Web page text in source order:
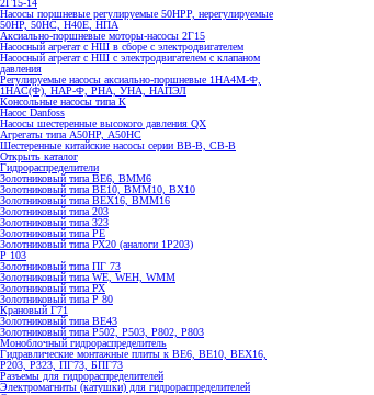
Насосы поршневые регулируемые 50НРР, нерегулируемые
50НР, 50НС, Н40Е, НПА
Аксиально-поршневые моторы-насосы 2Г15
Насосный агрегат с НШ в сборе с электродвигателем
Насосный агрегат с НШ с электродвигателем с клапаном
давления
Регулируемые насосы аксиально-поршневые 1НА4М-Ф,
1НАС(Ф), НАР-Ф, РНА, УНА, НАПЭЛ
Консольные насосы типа К
Насос Danfoss
Насосы шестеренные высокого давления QX
Агрегаты типа А50НР, А50НС
Шестеренные китайские насосы серии ВВ-В, СВ-В
Открыть каталог
Гидрораспределители
Золотниковый типа ВЕ6, ВММ6
Золотниковый типа BE10, ВММ10, ВХ10
Золотниковый типа ВЕХ16, ВММ16
Золотниковый типа 203
Золотниковый типа 323
Золотниковый типа РЕ
Золотниковый типа РХ20 (аналоги 1Р203)
Р 103
Золотниковый типа ПГ 73
Золотниковый типа WE, WEH, WMM
Золотниковый типа РХ
Золотниковый типа Р 80
Крановый Г71
Золотниковый типа BE43
Золотниковый типа Р502, Р503, Р802, Р803
Моноблочный гидрораспределитель
Гидравлические монтажные плиты к ВЕ6, ВЕ10, ВЕХ16,
Р203, Р323, ПГ73, БПГ73
Разъемы для гидрораспределителей
Электромагниты (катушки) для гидрораспределителей